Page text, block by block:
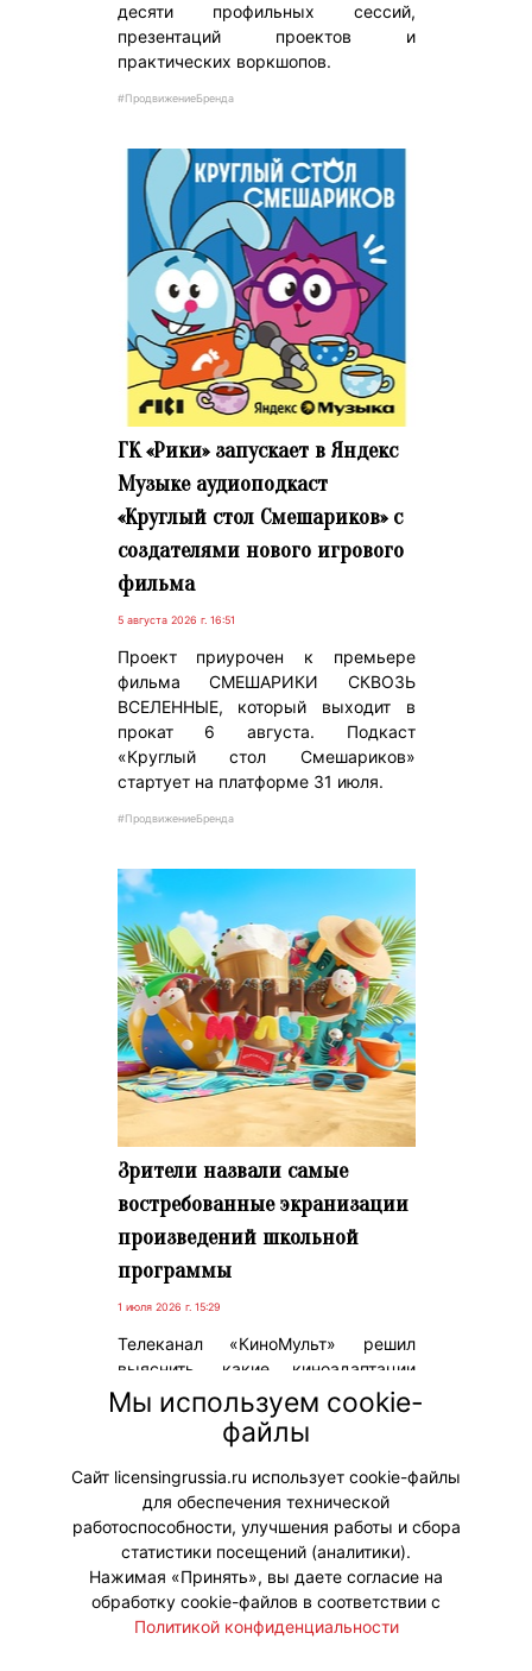
десяти профильных сессий,
презентаций проектов и
практических воркшопов.
#ПродвижениеБренда
ГК «Рики» запускает в Яндекс
Музыке аудиоподкаст
«Круглый стол Смешариков» с
создателями нового игрового
фильма
5 августа 2026 г. 16:51
Проект приурочен к премьере
фильма СМЕШАРИКИ СКВОЗЬ
ВСЕЛЕННЫЕ, который выходит в
прокат 6 августа. Подкаст
«Круглый стол Смешариков»
стартует на платформе 31 июля.
#ПродвижениеБренда
Зрители назвали самые
востребованные экранизации
произведений школьной
программы
1 июля 2026 г. 15:29
Телеканал «КиноМульт» решил
выяснить, какие киноадаптации
школьной литературы зрители
выберут для просмотра всей
семьей. ТОП-5 возглавила
кинокартина «Алые паруса».
#ПродвижениеБренда
Мы используем cookie-
файлы
Сайт licensingrussia.ru использует cookie-файлы
для обеспечения технической
работоспособности, улучшения работы и сбора
статистики посещений (аналитики).
Нажимая «Принять», вы даете согласие на
обработку cookie-файлов в соответствии с
Политикой конфиденциальности